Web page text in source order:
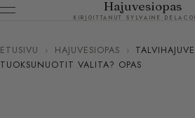
Hajuvesiopas
KIRJOITTANUT SYLVAINE
ETUSIVU › HAJUVESIOPAS ›
TUOKSUNUOTIT VALITA? OPAS